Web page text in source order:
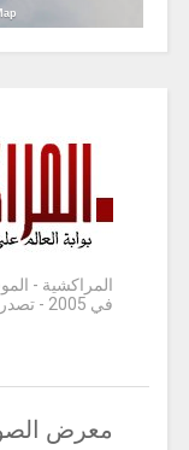
المراكشية -
في 2005 - تصدر عن شركة IMAR MED-SARL
معرض